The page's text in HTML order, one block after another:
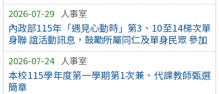
2026-07-29 人事室
內政部115年「遇見心動時」第3、10至14梯次單
身聯 誼活動訊息，鼓勵所屬同仁及單身民眾 參加
2026-07-24 人事室
本校115學年度第一學期第1次兼、代課教師甄選
簡章